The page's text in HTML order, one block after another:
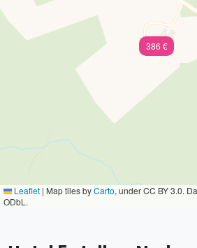
386 €
Leaflet | Map tiles byCarto, under CC BY 3.0.
ODbL.